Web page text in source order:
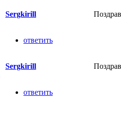
Sergkirill
ответить
Sergkirill
ответить